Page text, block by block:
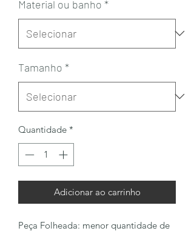
Material ou banho *
Tamanho *
Quantidade *
Adicionar ao carrinho
Peça Folheada: menor quantidade de